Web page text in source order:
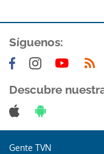
Síguenos:
Descubre
Gente TVN